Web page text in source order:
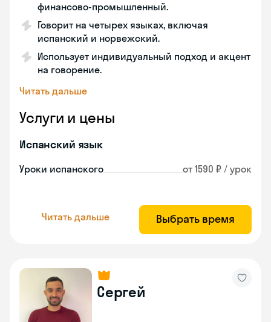
финансово-промышленный.
Говорит на четырех языках, включая
испанский и норвежский.
Использует индивидуальный подход и акцент
на говорение.
Читать дальше
Услуги и цены
Испанский язык
Уроки испанского от 1590 ₽ / урок
Читать дальше Выбрать время
Сергей